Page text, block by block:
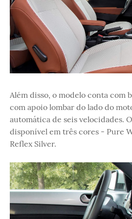
Além disso, o modelo conta com
com apoio lombar do lado do
automática de seis velocidades. O
disponível em três cores - Pure
Reflex Silver.